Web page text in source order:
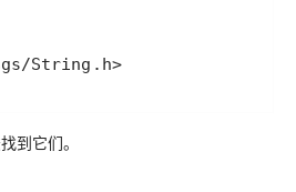
String.h>
到它们。